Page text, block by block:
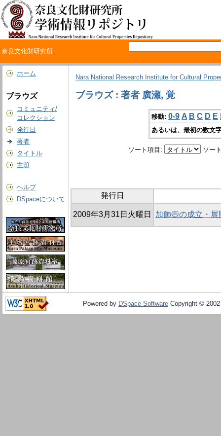
奈良文化財研究所
ホーム
ブラウズ
コミュニティ/
コレクション
発行日
著者
タイトル
主題
ヘルプ
DSpaceについて
Nara National Research Institute for Cultural
ブラウズ : 著者 廣瀬, 覚
移動: 0-9 A B C D E
あるいは、最初の数文
ソート項目: ソー
発行日
2009年3月31日火曜日 加飾壺の成立・
Powered by DSpace Software Copyright ©